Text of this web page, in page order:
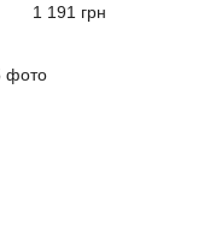
1 191 грн